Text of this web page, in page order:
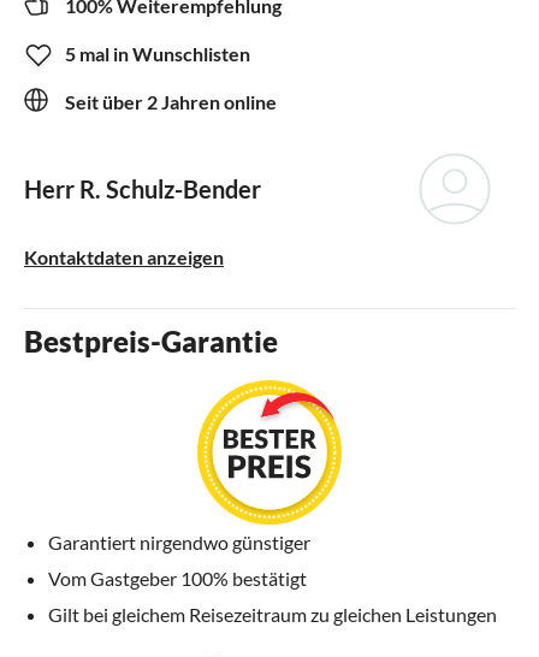
100% Weiterempfehlung
5 mal in Wunschlisten
Seit über 2 Jahren online
Herr R. Schulz-Bender
Kontaktdaten anzeigen
Bestpreis-Garantie
Garantiert nirgendwo günstiger
Vom Gastgeber 100% bestätigt
Gilt bei gleichem Reisezeitraum zu gleichen Leistungen